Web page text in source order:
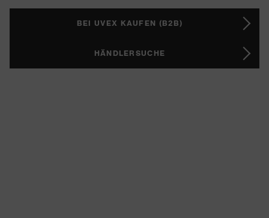
BEI UVEX KAUFEN (B2B)
HÄNDLERSUCHE